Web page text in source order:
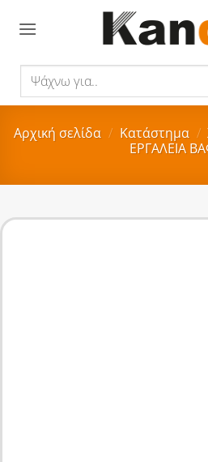
για..
Αρχική σελίδα / Κατάστημα /
ΕΡΓΑΛΕΙΑ